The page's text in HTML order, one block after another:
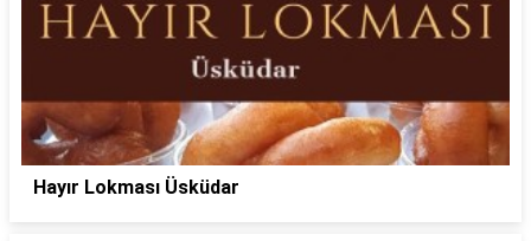
Hayır Lokması Üsküdar